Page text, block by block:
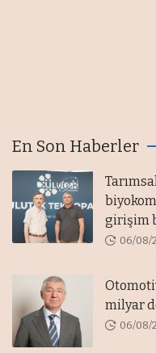
En Son Haberler
girişim
06/08/
milyar
06/08/